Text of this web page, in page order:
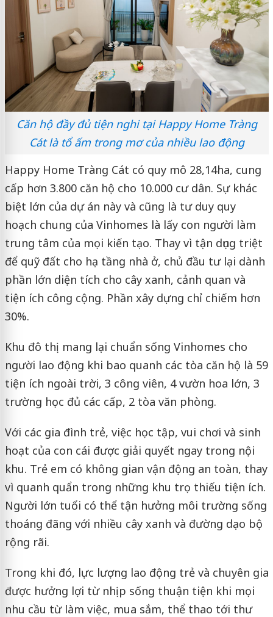
Căn hộ đầy đủ tiện nghi tại Happy Home Tràng
Cát là tổ ấm trong mơ của nhiều lao động
Happy Home Tràng Cát có quy mô 28,14ha, cung
cấp hơn 3.800 căn hộ cho 10.000 cư dân. Sự khác
biệt lớn của dự án này và cũng là tư duy quy
hoạch chung của Vinhomes là lấy con người làm
trung tâm của mọi kiến tạo. Thay vì tận dụng triệt
để quỹ đất cho hạ tầng nhà ở, chủ đầu tư lại dành
phần lớn diện tích cho cây xanh, cảnh quan và
tiện ích công cộng. Phần xây dựng chỉ chiếm hơn
30%.
Khu đô thị mang lại chuẩn sống Vinhomes cho
người lao động khi bao quanh các tòa căn hộ là 59
tiện ích ngoài trời, 3 công viên, 4 vườn hoa lớn, 3
trường học đủ các cấp, 2 tòa văn phòng.
Với các gia đình trẻ, việc học tập, vui chơi và sinh
hoạt của con cái được giải quyết ngay trong nội
khu. Trẻ em có không gian vận động an toàn, thay
vì quanh quẩn trong những khu trọ thiếu tiện ích.
Người lớn tuổi có thể tận hưởng môi trường sống
thoáng đãng với nhiều cây xanh và đường dạo bộ
rộng rãi.
Trong khi đó, lực lượng lao động trẻ và chuyên gia
được hưởng lợi từ nhịp sống thuận tiện khi mọi
nhu cầu từ làm việc, mua sắm, thể thao tới thư